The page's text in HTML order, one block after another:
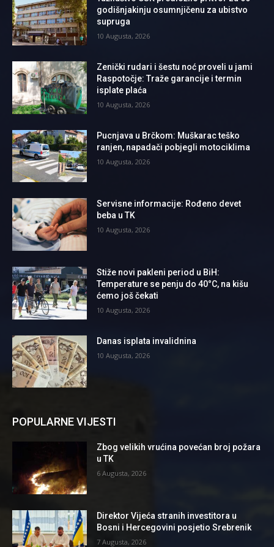
godišnjakinju osumnjičenu za ubistvo
supruga
10 Augusta, 2026
Zenički rudari i šestu noć proveli u jami
Raspotočje: Traže garancije i termin
isplate plaća
10 Augusta, 2026
Pucnjava u Brčkom: Muškarac teško
ranjen, napadači pobjegli motociklima
10 Augusta, 2026
Servisne informacije: Rođeno devet
beba u TK
10 Augusta, 2026
Stiže novi pakleni period u BiH:
Temperature se penju do 40°C, na kišu
ćemo još čekati
10 Augusta, 2026
Danas isplata invalidnina
10 Augusta, 2026
POPULARNE VIJESTI
Zbog velikih vrućina povećan broj požara
u TK
6 Augusta, 2026
Direktor Vijeća stranih investitora u
Bosni i Hercegovini posjetio Srebrenik
7 Augusta, 2026